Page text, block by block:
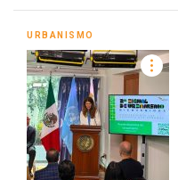
URBANISMO